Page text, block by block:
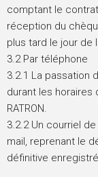
comptant le
réception du
plus tard le jour de
3.2 Par téléphone
3.2.1 La passation
durant les horaires
RATRON.
3.2.2 Un courriel
mail, reprenant le
définitive